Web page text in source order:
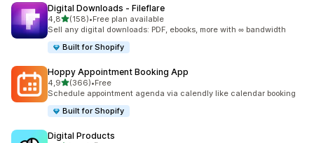
Digital Downloads ‑ Fileflare
4,85 yıldız üzerinden
(158)
toplam 158 değerlendirme
•Free plan available
Sell any digital downloads: PDF, ebooks, more with ∞ bandwidth
Built for Shopify
Hoppy Appointment Booking App
4,95 yıldız üzerinden
(366)
toplam 366 değerlendirme
•Free
Schedule appointment agenda via calendly like calendar booking
Built for Shopify
Digital Products